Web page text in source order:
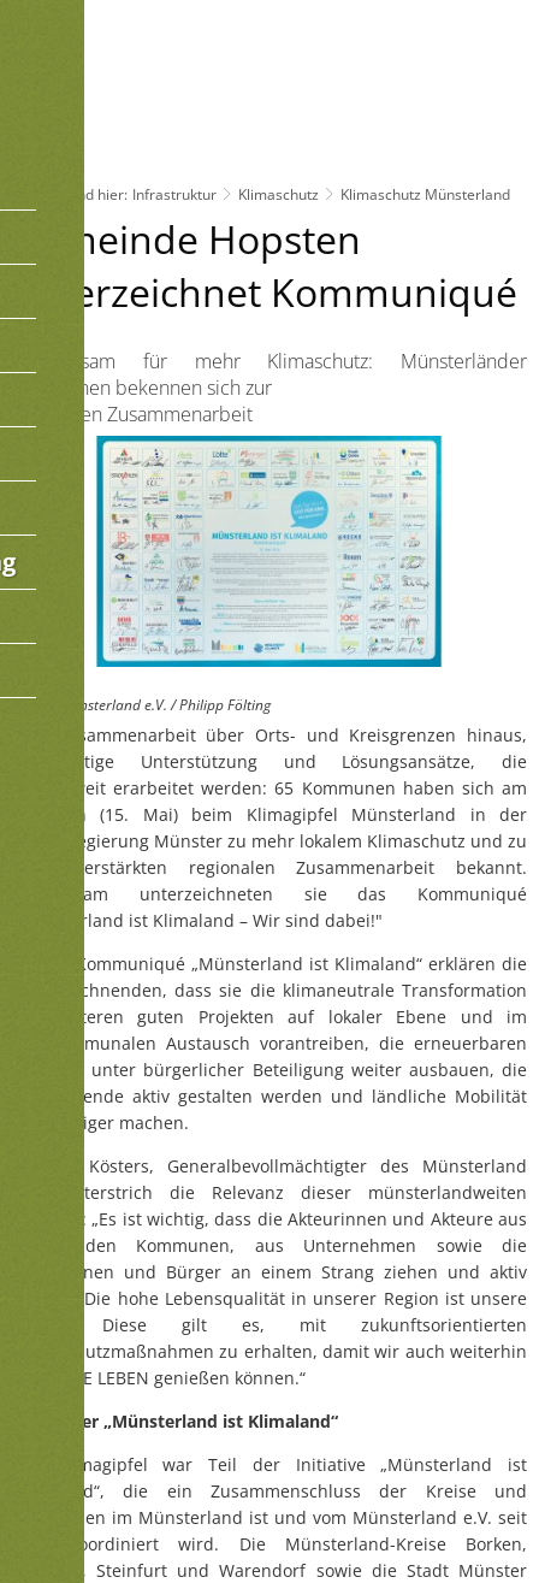
Sie sind hier: Infrastruktur Klimaschutz Klimaschutz Münsterland
Klimaschutz
Münsterland
Gemeinde Hopsten
unterzeichnet Kommuniqué
Gemeinsam für mehr Klimaschutz: Münsterländer
Kommunen bekennen sich zur
regionalen Zusammenarbeit
Münsterland e.V. / Philipp Fölting
Eine Zusammenarbeit über Orts- und Kreisgrenzen hinaus,
gegenseitige Unterstützung und Lösungsansätze, die
regionsweit erarbeitet werden: 65 Kommunen haben sich am
Mittwoch (15. Mai) beim Klimagipfel Münsterland in der
Bezirksregierung Münster zu mehr lokalem Klimaschutz und zu
einer verstärkten regionalen Zusammenarbeit bekannt.
Gemeinsam unterzeichneten sie das Kommuniqué
„Münsterland ist Klimaland – Wir sind dabei!"
In dem Kommuniqué „Münsterland ist Klimaland“ erklären die
Unterzeichnenden, dass sie die klimaneutrale Transformation
mit weiteren guten Projekten auf lokaler Ebene und im
interkommunalen Austausch vorantreiben, die erneuerbaren
Energien unter bürgerlicher Beteiligung weiter ausbauen, die
Wärmewende aktiv gestalten werden und ländliche Mobilität
nachhaltiger machen.
Michael Kösters, Generalbevollmächtigter des Münsterland
e.V., unterstrich die Relevanz dieser münsterlandweiten
Initiative: „Es ist wichtig, dass die Akteurinnen und Akteure aus
Politik, den Kommunen, aus Unternehmen sowie die
Bürgerinnen und Bürger an einem Strang ziehen und aktiv
werden. Die hohe Lebensqualität in unserer Region ist unsere
Stärke. Diese gilt es, mit zukunftsorientierten
Klimaschutzmaßnahmen zu erhalten, damit wir auch weiterhin
DAS GUTE LEBEN genießen können.“
Mehr über „Münsterland ist Klimaland“
Der Klimagipfel war Teil der Initiative „Münsterland ist
Klimaland“, die ein Zusammenschluss der Kreise und
Kommunen im Münsterland ist und vom Münsterland e.V. seit
2016 koordiniert wird. Die Münsterland-Kreise Borken,
Coesfeld, Steinfurt und Warendorf sowie die Stadt Münster